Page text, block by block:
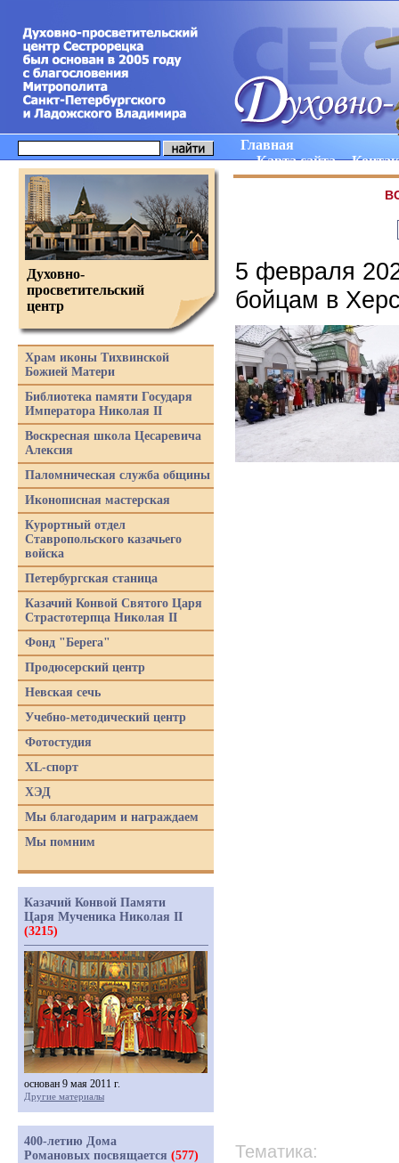
Главная
Карта сайта
5 февраля
бойцам в
Тематика:
Духовно-
просветительский
центр
Храм иконы Тихвинской
Божией Матери
Библиотека памяти Государя
Императора Николая II
Воскресная школа Цесаревича
Алексия
Паломническая служба общины
Иконописная мастерская
Курортный отдел
Ставропольского казачьего
войска
Петербургская станица
Казачий Конвой Святого Царя
Страстотерпца Николая II
Фонд "Берега"
Продюсерский центр
Невская сечь
Учебно-методический центр
Фотостудия
XL-спорт
ХЭД
Мы благодарим и награждаем
Мы помним
Казачий Конвой Памяти
Царя Мученика Николая II
(3215)
основан 9 мая 2011 г.
Другие материалы
400-летию Дома
Романовых посвящается (577)